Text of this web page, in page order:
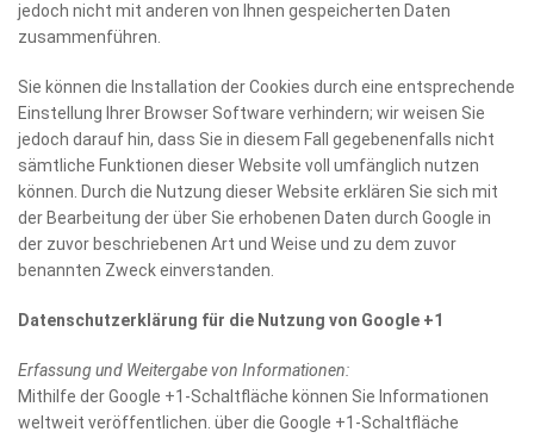
jedoch nicht mit anderen von Ihnen gespeicherten Daten
zusammenführen.
Sie können die Installation der Cookies durch eine entsprechende
Einstellung Ihrer Browser Software verhindern; wir weisen Sie
jedoch darauf hin, dass Sie in diesem Fall gegebenenfalls nicht
sämtliche Funktionen dieser Website voll umfänglich nutzen
können. Durch die Nutzung dieser Website erklären Sie sich mit
der Bearbeitung der über Sie erhobenen Daten durch Google in
der zuvor beschriebenen Art und Weise und zu dem zuvor
benannten Zweck einverstanden.
Datenschutzerklärung für die Nutzung von Google +1
Erfassung und Weitergabe von Informationen:
Mithilfe der Google +1-Schaltfläche können Sie Informationen
weltweit veröffentlichen. über die Google +1-Schaltfläche